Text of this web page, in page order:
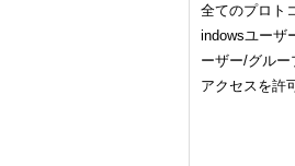
全てのプロト
indowsユーザ
ーザー/グルー
アクセスを許